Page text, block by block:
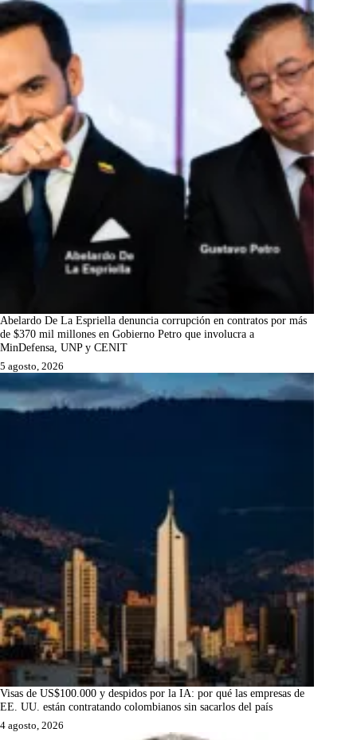
Abelardo De La Espriella denuncia corrupción en contratos por más
de $370 mil millones en Gobierno Petro que involucra a
MinDefensa, UNP y CENIT
5 agosto, 2026
Visas de US$100.000 y despidos por la IA: por qué las empresas de
EE. UU. están contratando colombianos sin sacarlos del país
4 agosto, 2026